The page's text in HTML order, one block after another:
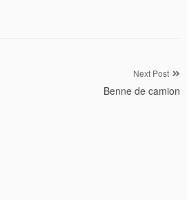
Next Post
Benne de camion